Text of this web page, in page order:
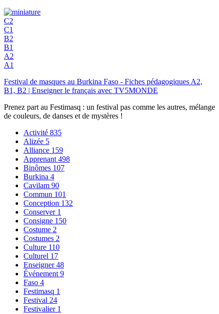
C2
C1
B2
B1
A2
A1
Festival de masques au Burkina Faso - Fiches pédagogiques A2,
B1, B2 | Enseigner le français avec TV5MONDE
Prenez part au Festimasq : un festival pas comme les autres, mélange
de couleurs, de danses et de mystères !
Activité 835
Alizée 5
Alliance 159
Apprenant 498
Binômes 107
Burkina 4
Cavilam 90
Commun 101
Conception 132
Conserver 1
Consigne 150
Costume 2
Costumes 2
Culture 110
Culturel 17
Enseigner48
Événement 9
Faso 4
Festimasq 1
Festival 24
Festivalier 1